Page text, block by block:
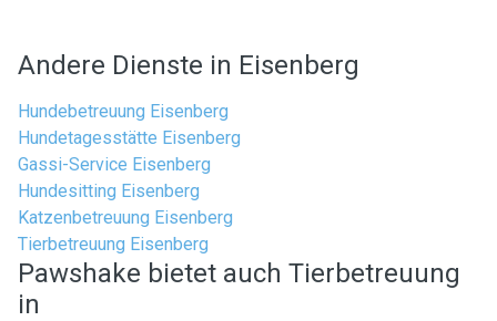
Andere Dienste in Eisenberg
Hundebetreuung Eisenberg
Hundetagesstätte Eisenberg
Gassi-Service Eisenberg
Hundesitting Eisenberg
Katzenbetreuung Eisenberg
Tierbetreuung Eisenberg
Pawshake bietet auch Tierbetreuung
in